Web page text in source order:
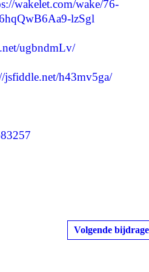
wakelet.com/wake/76-
lzSgl
ugbndmLv/
jsfiddle.net/h43mv5ga/
Volgende